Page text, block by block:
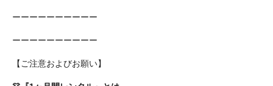
ーーーーーーーーーー
ーーーーーーーーーー
【ご注意およびお願い】